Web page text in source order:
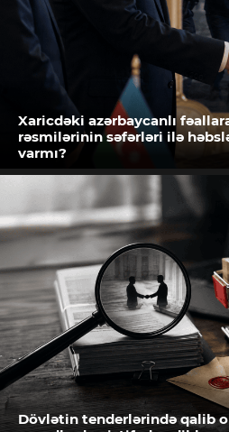
Xaricdəki azərbaycanlı
rəsmilərinin səfərləri ilə
varmı?
Dövlətin tenderlərində qalib